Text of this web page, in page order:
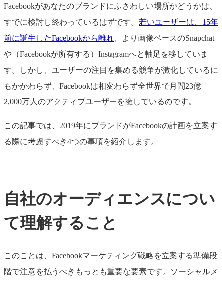
Facebookがあなたのブランドにふさわしい場所かどうかは、
すでに検討し終わっているはずです。 若いユーザーは、15年
前に誕生したFacebookから離れ 、より画像ベースのSnapchat
や（Facebookが所有する）Instagramへと軸足を移していま
す。しかし、ユーザーの注目を集める競争が激化しているに
もかかわらず、Facebookは相変わらず全世界で月間23億
2,000万人のアクティブユーザーを擁しているのです。
この記事では、2019年にブランドがFacebookの計画を立案す
る際に考慮すべき4つの事項を紹介します。
自社のオーディエンスについ
て理解すること
このことは、Facebookマーケティング戦略を立案する準備段
階で注意を払うべきもっとも重要な要素です。ソーシャルメ